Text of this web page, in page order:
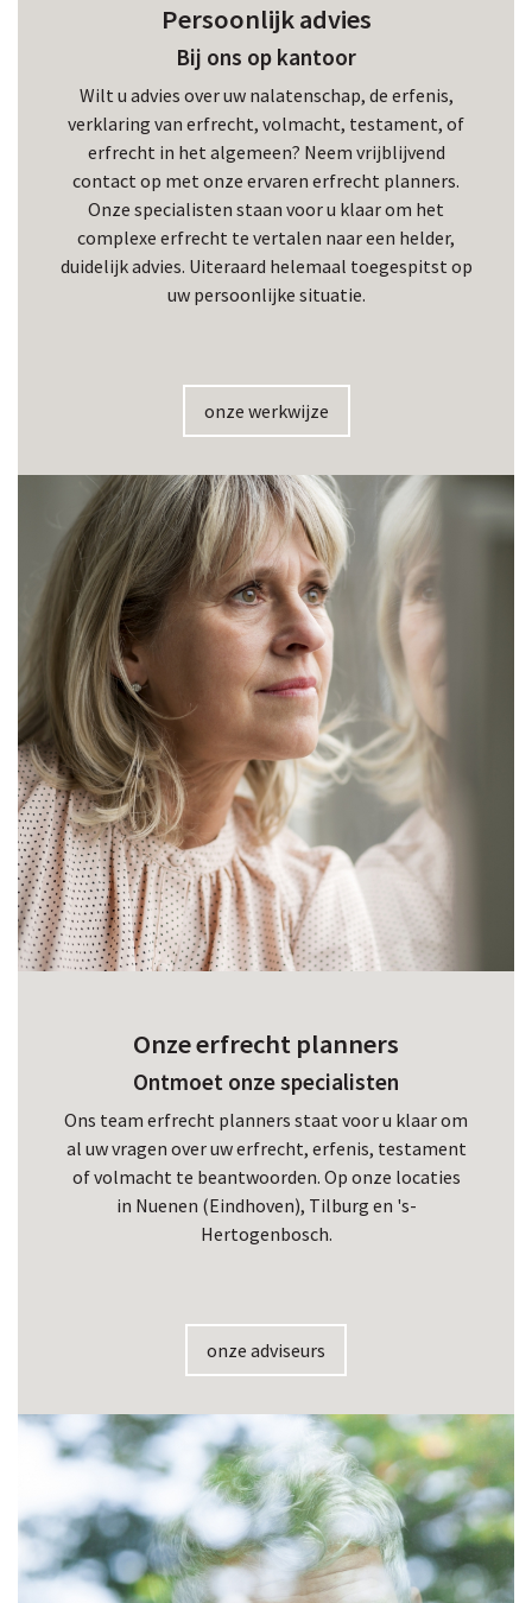
Persoonlijk advies
Bij ons op kantoor
Wilt u advies over uw nalatenschap, de erfenis,
verklaring van erfrecht, volmacht, testament, of
erfrecht in het algemeen? Neem vrijblijvend
contact op met onze ervaren erfrecht planners.
Onze specialisten staan voor u klaar om het
complexe erfrecht te vertalen naar een helder,
duidelijk advies. Uiteraard helemaal toegespitst op
uw persoonlijke situatie.
onze werkwijze
Onze erfrecht planners
Ontmoet onze specialisten
Ons team erfrecht planners staat voor u klaar om
al uw vragen over uw erfrecht, erfenis, testament
of volmacht te beantwoorden. Op onze locaties
in Nuenen (Eindhoven), Tilburg en 's-
Hertogenbosch.
onze adviseurs